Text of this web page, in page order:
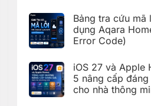
khách
hàng
tại
KDT
Hà
Nội
giao
nhà
thông
minh
Aqara
khách
hàng
tại
KDT
Ecopark,
bình
luận
ở
Bàn
thông
minh
Aqara
tích
hợp
Bảng tra cứu mã
dụng Aqara
Error Code)
bình
luận
ở
Bảng
iOS 27 và Apple
5 nâng cấp
cho nhà thông